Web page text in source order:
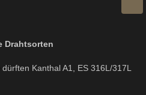
Drahtsorten
Kanthal A1, ES 316L/317L